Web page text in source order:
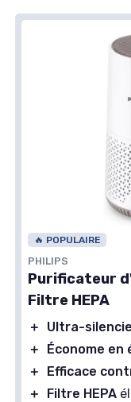
🔥 POPULAIRE
PHILIPS
Purificateur
Filtre HEPA
＋
Ultra-
＋
Économe en
＋
Efficace
＋
Filtre HEPA